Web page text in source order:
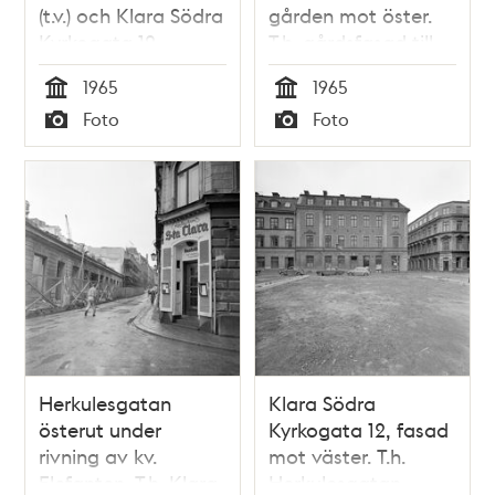
(t.v.) och Klara Södra
Kyrkogata 12
Tid
1965
Typ
Foto
gården mot öster.
T.h. gårdsfasad till
Herkulesgatan 26
Tid
1965
Typ
Foto
Herkulesgatan
österut under
rivning av kv.
Elefanten. T.h. Klara
Klara Södra
Kyrkogata 12, fasad
mot väster. T.h.
Herkulesgatan